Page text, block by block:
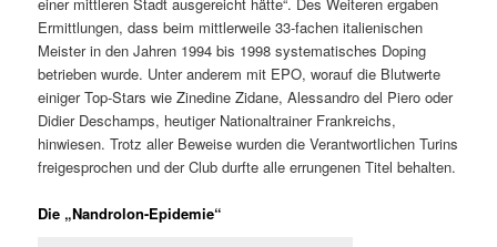
Ermittlungen, dass beim mittlerweile 33-fachen italienischen
Meister in den Jahren 1994 bis 1998 systematisches Doping
betrieben wurde. Unter anderem mit EPO, worauf die Blutwerte
einiger Top-Stars wie Zinedine Zidane, Alessandro del Piero oder
Didier Deschamps, heutiger Nationaltrainer Frankreichs,
hinwiesen. Trotz aller Beweise wurden die Verantwortlichen Turins
freigesprochen und der Club durfte alle errungenen Titel behalten.
Die „Nandrolon-Epidemie“